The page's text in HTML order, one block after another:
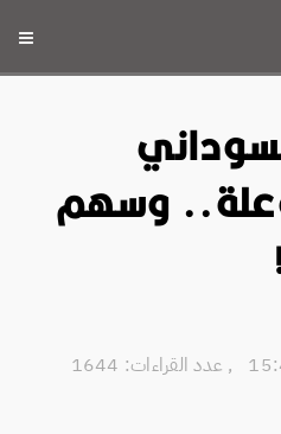
وسهم
, عدد القراءات: 1644